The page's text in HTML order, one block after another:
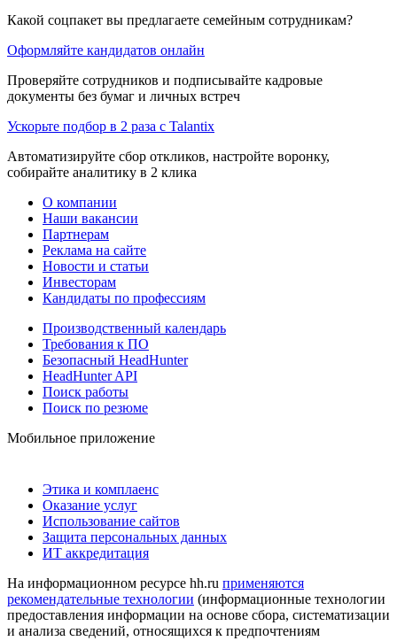
Какой соцпакет вы предлагаете семейным сотрудникам?
Оформляйте кандидатов онлайн
Проверяйте сотрудников и подписывайте кадровые
документы без бумаг и личных встреч
Ускорьте подбор в 2 раза с Talantix
Автоматизируйте сбор откликов, настройте воронку,
собирайте аналитику в 2 клика
О компании
Наши вакансии
Партнерам
Реклама на сайте
Новости и статьи
Инвесторам
Кандидаты по профессиям
Производственный календарь
Требования к ПО
Безопасный HeadHunter
HeadHunter API
Поиск работы
Поиск по резюме
Мобильное приложение
Этика и комплаенс
Оказание услуг
Использование сайтов
Защита персональных данных
ИТ аккредитация
На информационном ресурсе hh.ru применяются
рекомендательные технологии (информационные технологии
предоставления информации на основе сбора, систематизации
и анализа сведений, относящихся к предпочтениям